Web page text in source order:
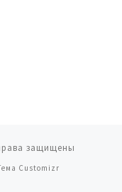
защищены
Customizr